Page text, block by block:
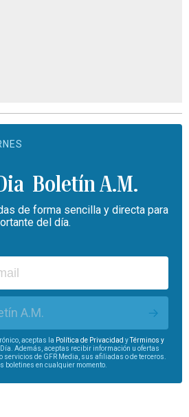
Boletín A.M.
de forma sencilla y directa para
del día.
A.M.
aceptas la Política de Privacidad y
Términos y
Día. Además, aceptas recibir información u ofertas
servicios de GFR Media, sus afiliadas o de terceros.
boletines en cualquier momento.